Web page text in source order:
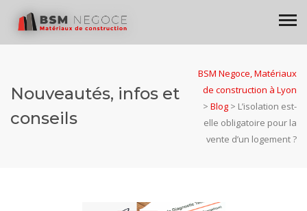
Nouveautés, infos et
conseils
BSM Negoce, Matériaux
de construction à Lyon
> Blog > L’isolation est-
elle obligatoire pour la
vente d’un logement ?